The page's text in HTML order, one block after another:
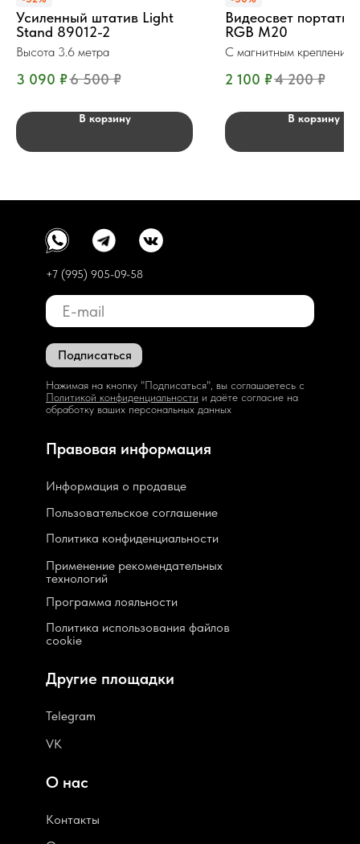
Усиленный штатив Light
Stand 89012-2
Высота 3.6 метра
3 090 ₽6 500 ₽
В корзину
Видеосвет
RGB M20
С магнитным креплением
2 100 ₽4 200 ₽
В корзину
Подписаться
Нажимая на кнопку "Подписаться", вы соглашаетесь с
Политикой конфиденциальности и даёте согласие на
обработку ваших персональных данных
Пользовательское соглашение
Политика конфиденциальности
Программа лояльности
Политика использования файлов
cookie
Применение рекомендательных
технологий
Информация о продавце
Контакты
Telegram
VK
Правовая информация
О нас
Другие площадки
+7 (995) 905-09-58